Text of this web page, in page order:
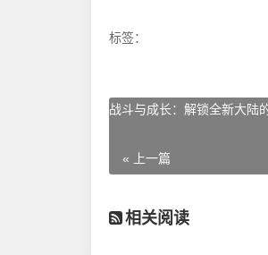
标签：
战斗与成长：解锁全新大陆
« 上一篇
相关阅读